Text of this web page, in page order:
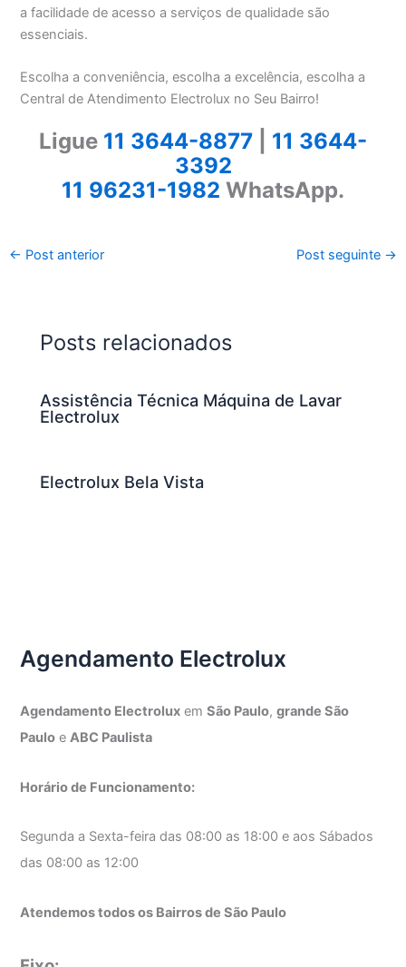
a facilidade de acesso a serviços de qualidade são
essenciais.
Escolha a conveniência, escolha a excelência, escolha a
Central de Atendimento Electrolux no Seu Bairro!
Ligue 11 3644-8877
11 3644-
3392
11 96231-1982 WhatsApp.
← Post anterior Post seguinte →
Posts relacionados
Assistência Técnica Máquina de Lavar
Electrolux
Electrolux Bela Vista
Agendamento Electrolux
Agendamento Electrolux emSão Paulo,grande São
Paulo eABC Paulista
Horário de Funcionamento:
Segunda a Sexta-feira das 08:00 as 18:00 e aos Sábados
das 08:00 as 12:00
Atendemos todos os Bairros de São Paulo